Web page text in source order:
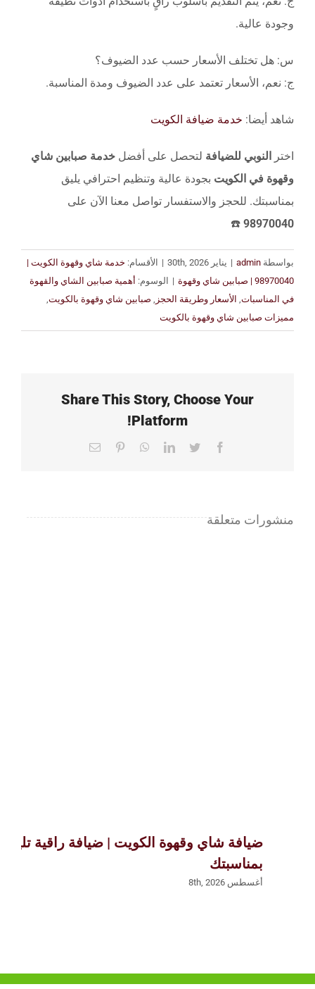
وجودة عالية.
س: هل تختلف الأسعار حسب عدد الضيوف؟
ج: نعم، الأسعار تعتمد على عدد الضيوف ومدة المناسبة.
شاهد أيضا: خدمة ضيافة الكويت
اختر النوبي للضيافة لتحصل على أفضل خدمة صبابين شاي
وقهوة في الكويت بجودة عالية وتنظيم احترافي يليق
بمناسبتك. للحجز والاستفسار تواصل معنا الآن على
98970040
☎️
بواسطة admin
| يناير 30th, 2026 | الأقسام: خدمة شاي وقهوة الكويت |
98970040 | صبابين شاي وقهوة
| الوسوم: أهمية صبابين الشاي والقهوة
في المناسبات, الأسعار وطريقة الحجز , صبابين شاي وقهوة بالكويت,
مميزات صبابين شاي وقهوة بالكويت
Share This Story, Choose Your
Platform!
Facebook
Twitter
LinkedIn
WhatsApp
Pinterest
Email
منشورات متعلقة
ضيافة شاي وقهوة الكويت | ضيافة راقية تليق
بمناسبتك
أغسطس 8th, 2026